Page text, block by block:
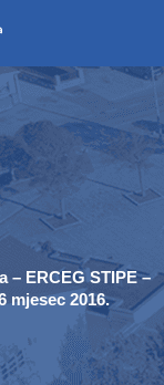
– ERCEG STIPE –
mjesec 2016.